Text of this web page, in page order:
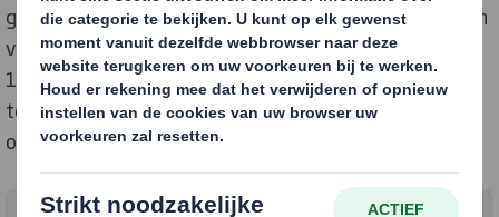
gezet richting circulariteit. Karton- en papierrecycler en
verpakkingsproducent DS Smith streeft ernaar om
100% van het geretourneerde verpakkingsmateriaal
te hergebruiken en duurzame verpakkingen te
ontwerpen zonder plastics.